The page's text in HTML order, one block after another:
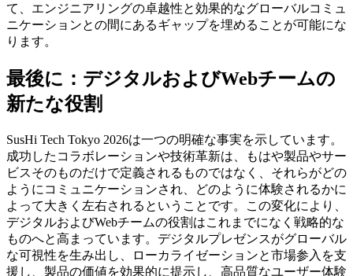
て、エンジニアリングの卓越性と効果的なグローバルコミュ
ニケーションとの間にあるギャップを埋めることが可能にな
ります。
最後に：デジタルおよびWebチームの
新たな役割
SusHi Tech Tokyo 2026は一つの明確な事実を示しています。
成功したコラボレーションや技術革新は、もはや製品やサー
ビスそのものだけで定義されるものではなく、それらがどの
ようにコミュニケーションされ、どのように体験されるかに
よって大きく左右されるということです。この変化により、
デジタルおよびWebチームの役割はこれまでになく戦略的な
ものへと高まっています。デジタルプレゼンスがグローバル
な可視性を生み出し、ローカライゼーションと市場参入を支
援し、製品の価値を効果的に提示し、高品質なユーザー体験